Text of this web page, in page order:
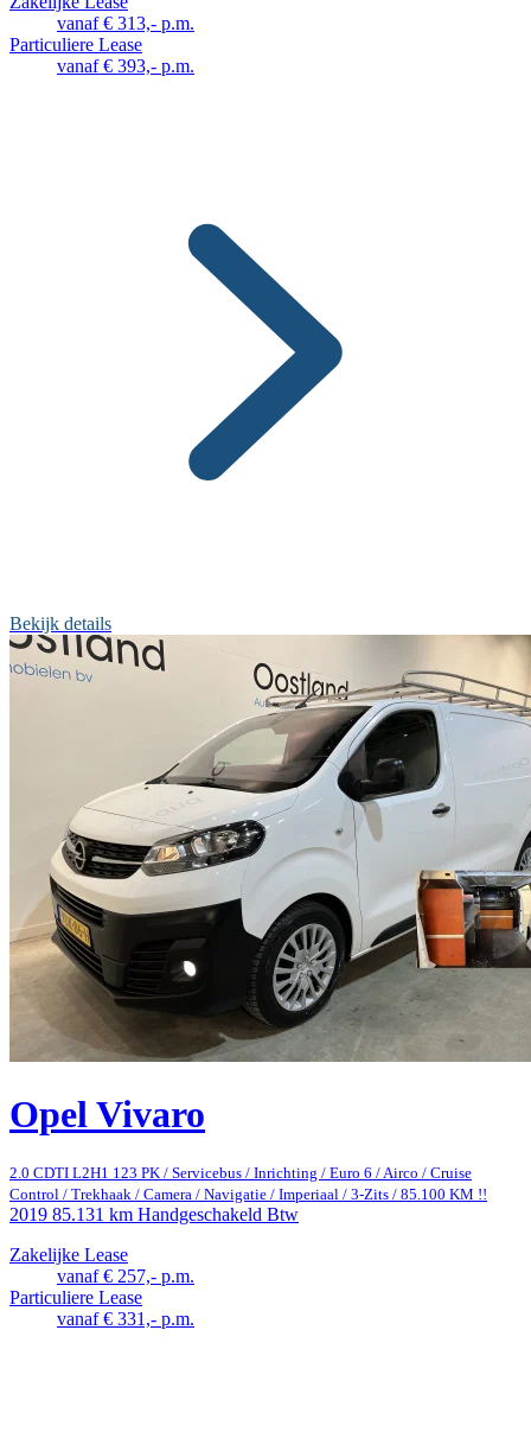
vanaf € 313,- p.m.
Particuliere Lease
vanaf € 393,- p.m.
Bekijk details
Opel Vivaro
2.0 CDTI L2H1 123 PK / Servicebus / Inrichting / Euro 6 / Airco / Cruise
Control / Trekhaak / Camera / Navigatie / Imperiaal / 3-Zits / 85.100 KM !!
2019 85.131 km Handgeschakeld Btw
Zakelijke Lease
vanaf € 257,- p.m.
Particuliere Lease
vanaf € 331,- p.m.